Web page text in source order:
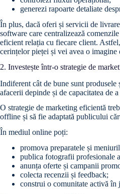
generezi rapoarte detaliate
În plus, dacă oferi și servicii de
software care centralizează
eficient relația cu fiecare client.
cerințelor pieței și vei avea o
2. Investește într-o strategie de
Indiferent cât de bune sunt produsele
afacerii depinde și de capacitatea de
O strategie de marketing eficientă
offline și să fie adaptată publicului
În mediul online poți:
promova preparatele și
publica fotografii profesionale
anunța oferte și campanii
colecta recenzii și feedback;
construi o comunitate activă în